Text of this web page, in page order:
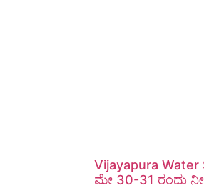
Vijayapura
ಮೇ 30-31 ರಂದು